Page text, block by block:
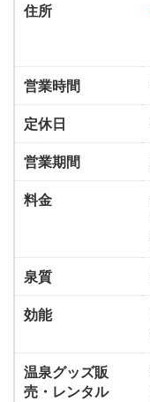
住所
営業時間
定休日
営業期間
料金
泉質
効能
温泉グッズ販
売・レンタル